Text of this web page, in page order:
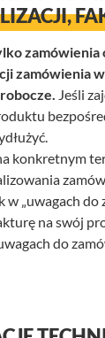
zamówienia
zamówienia
Jeśli
konkretnym
„uwagach do
na swój
do